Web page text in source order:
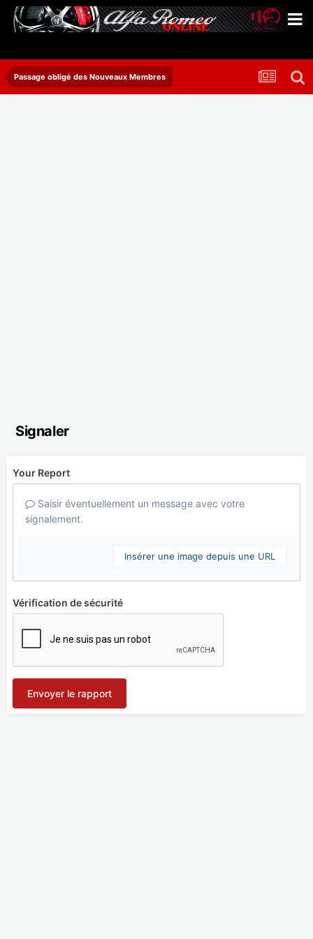
Passage obligé des Nouveaux Membres
Signaler
Your Report
Saisir éventuellement un message avec votre
signalement.
Insérer une image depuis une URL
Vérification de sécurité
Envoyer le rapport